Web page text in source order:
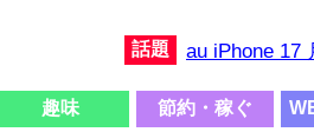
話題 au iPhone 17
趣味 節約・稼ぐ